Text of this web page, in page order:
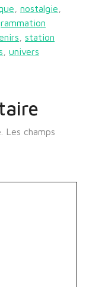
nostalgie
station
univers
Les champs